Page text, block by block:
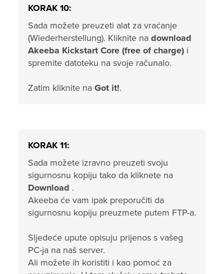
KORAK 10:
Sada možete preuzeti alat za vraćanje
(Wiederherstellung). Kliknite na download
Akeeba Kickstart Core (free of charge) i
spremite datoteku na svoje računalo.
Zatim kliknite na Got it!.
KORAK 11:
Sada možete izravno preuzeti svoju
sigurnosnu kopiju tako da kliknete na
Download .
Akeeba će vam ipak preporučiti da
sigurnosnu kopiju preuzmete putem FTP-a.
Sljedeće upute opisuju prijenos s vašeg
PC-ja na naš server.
Ali možete ih koristiti i kao pomoć za